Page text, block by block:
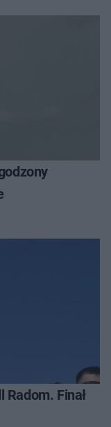
Finał